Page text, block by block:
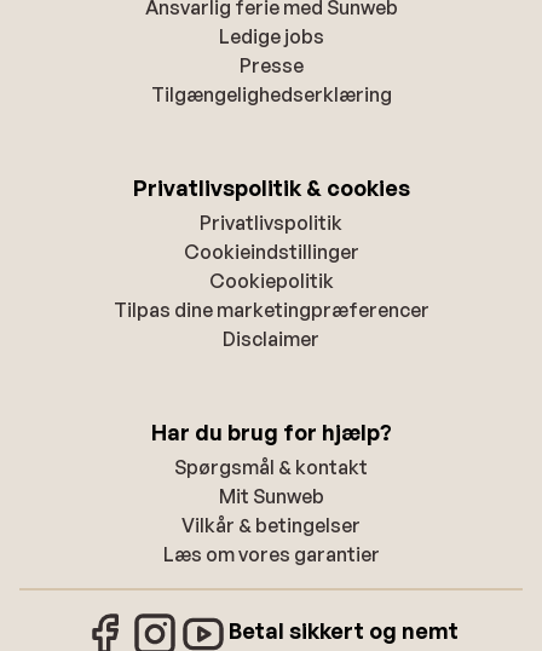
Ansvarlig ferie med Sunweb
Ledige jobs
Presse
Tilgængelighedserklæring
Privatlivspolitik & cookies
Privatlivspolitik
Cookieindstillinger
Cookiepolitik
Tilpas dine marketingpræferencer
Disclaimer
Har du brug for hjælp?
Spørgsmål & kontakt
Mit Sunweb
Vilkår & betingelser
Læs om vores garantier
Betal sikkert og nemt